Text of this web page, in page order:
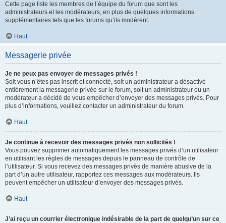
Cette page liste les membres de l’équipe du forum que sont les
administrateurs et les modérateurs, en plus de quelques informations
supplémentaires tels que les forums qu’ils modèrent.
Haut
Messagerie privée
Je ne peux pas envoyer de messages privés !
Soit vous n’êtes pas inscrit et connecté, soit un administrateur a désactivé
entièrement la messagerie privée sur le forum, soit un administrateur ou un
modérateur a décidé de vous empêcher d’envoyer des messages privés. Pour
plus d’informations, veuillez contacter un administrateur du forum.
Haut
Je continue à recevoir des messages privés non sollicités !
Vous pouvez supprimer automatiquement les messages privés d’un utilisateur
en utilisant les règles de messages depuis le panneau de contrôle de
l’utilisateur. Si vous recevez des messages privés de manière abusive de la
part d’un autre utilisateur, rapportez ces messages aux modérateurs. Ils
peuvent empêcher un utilisateur d’envoyer des messages privés.
Haut
J’ai reçu un courrier électronique indésirable de la part de quelqu’un sur ce